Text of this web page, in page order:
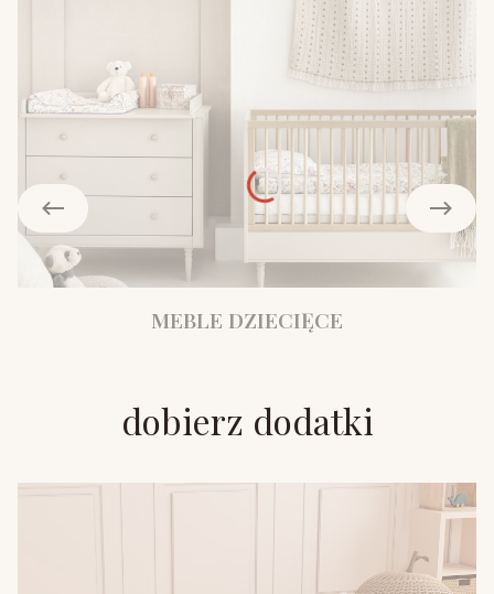
MEBLE DZIECIĘCE
dobierz dodatki